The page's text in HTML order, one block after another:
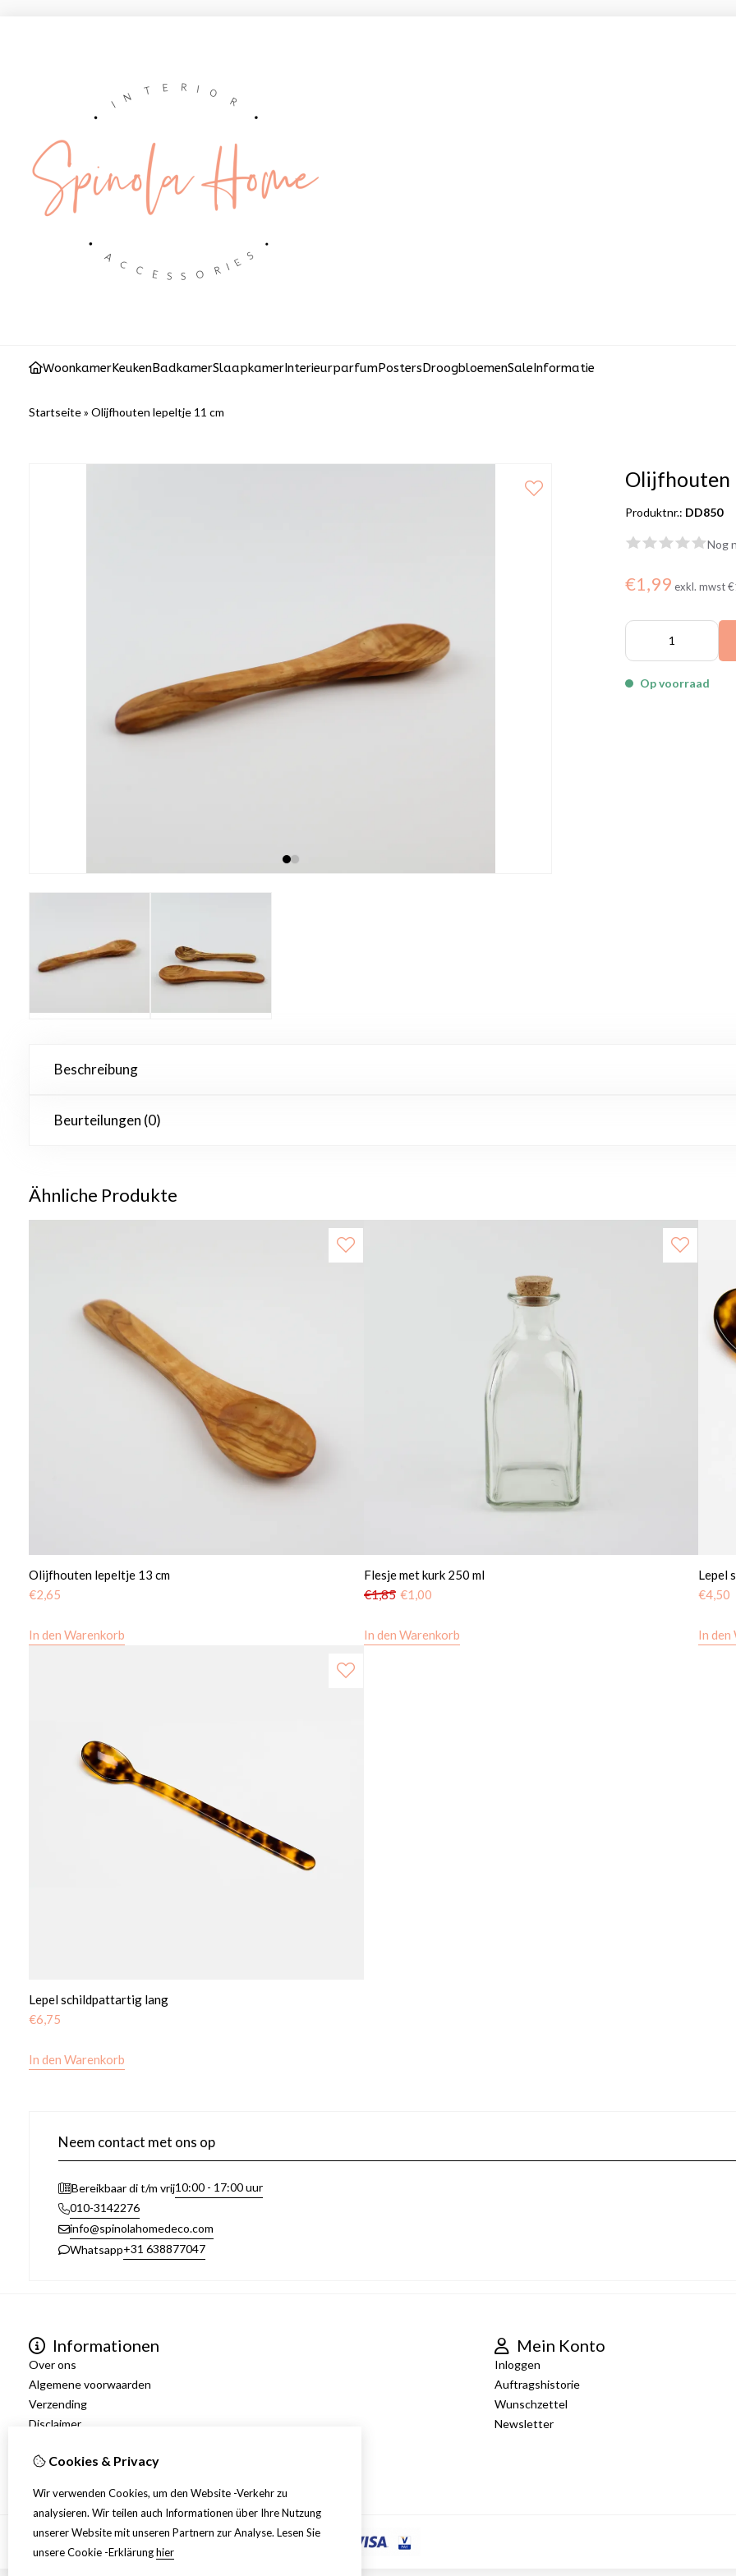
WoonkamerKeukenBadkamerSlaapkamerInterieurparfumPostersDroogbloemenSaleInformatie
Startseite» Olijfhouten lepeltje 11 cm
Olijfhouten
Produktnr.: DD850
Nog
€1,99 exkl. mwst
Op voorraad
Beschreibung
Beurteilungen (0)
Ähnliche Produkte
Olijfhouten lepeltje 13 cm
€2,65
In den Warenkorb
Flesje met kurk 250 ml
€1,85 €1,00
In den Warenkorb
Lepel
€4,50
In den
Lepel schildpattartig lang
€6,75
In den Warenkorb
Neem contact met ons op
Bereikbaar di t/m vrij10:00 - 17:00 uur
010-3142276
info@spinolahomedeco.com
Whatsapp+31 638877047
Informationen
Over ons
Algemene voorwaarden
Verzending
Disclaimer
Retourneren
Mein Konto
Inloggen
Auftragshistorie
Wunschzettel
Newsletter
Cookies & Privacy
Wir verwenden Cookies, um den Website -Verkehr zu
analysieren. Wir teilen auch Informationen über Ihre Nutzung
unserer Website mit unseren Partnern zur Analyse. Lesen Sie
unsere Cookie -Erklärunghier